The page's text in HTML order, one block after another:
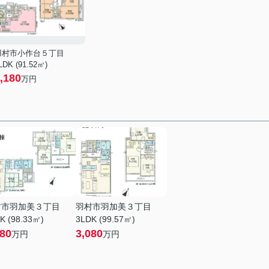
村市小作台５丁目
(91.52㎡)
万円
羽加美３丁目
(98.33㎡)
万円
羽村市羽加美３丁目
3LDK (99.57㎡)
3,080万円